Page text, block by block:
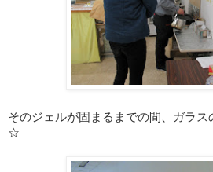
そのジェルが固まるまでの間、ガラス
☆